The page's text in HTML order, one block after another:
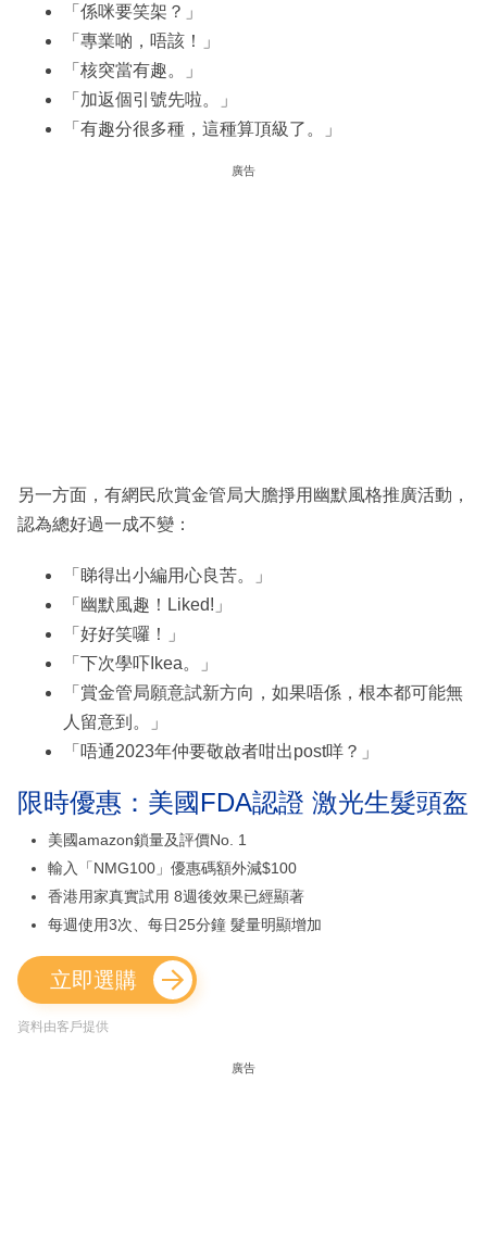
「係咪要笑架？」
「專業啲，唔該！」
「核突當有趣。」
「加返個引號先啦。」
「有趣分很多種，這種算頂級了。」
廣告
另一方面，有網民欣賞金管局大膽掙用幽默風格推廣活動，
認為總好過一成不變：
「睇得出小編用心良苦。」
「幽默風趣！Liked!」
「好好笑囉！」
「下次學吓Ikea。」
「賞金管局願意試新方向，如果唔係，根本都可能無
人留意到。」
「唔通2023年仲要敬啟者咁出post咩？」
限時優惠：美國FDA認證 激光生髮頭盔
美國amazon鎖量及評價No. 1
輸入「NMG100」優惠碼額外減$100
香港用家真實試用 8週後效果已經顯著
每週使用3次、每日25分鐘 髮量明顯增加
立即選購
資料由客戶提供
廣告